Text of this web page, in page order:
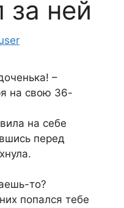
за ней
–
на свою 36-
на себе
перед
то?
попался тебе